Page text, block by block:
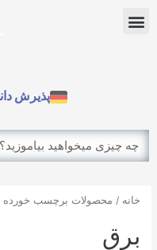
Menu
پذیرش
Search
خانه / محصولات برچسب خورده
برق